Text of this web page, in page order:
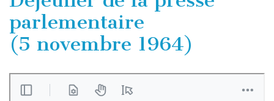
PEDAGOGICAL AREA
parlementaire
(5 novembre 1964)